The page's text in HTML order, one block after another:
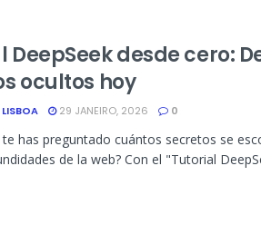
DeepSeek desde cero:
ocultos hoy
29 JANEIRO, 2026 0
te has preguntado cuántos secretos se
de la web? Con el "Tutorial